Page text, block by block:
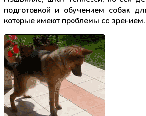
подготовкой и обучением собак
которые имеют проблемы со зрением.